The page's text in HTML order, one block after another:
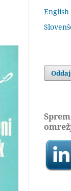
English